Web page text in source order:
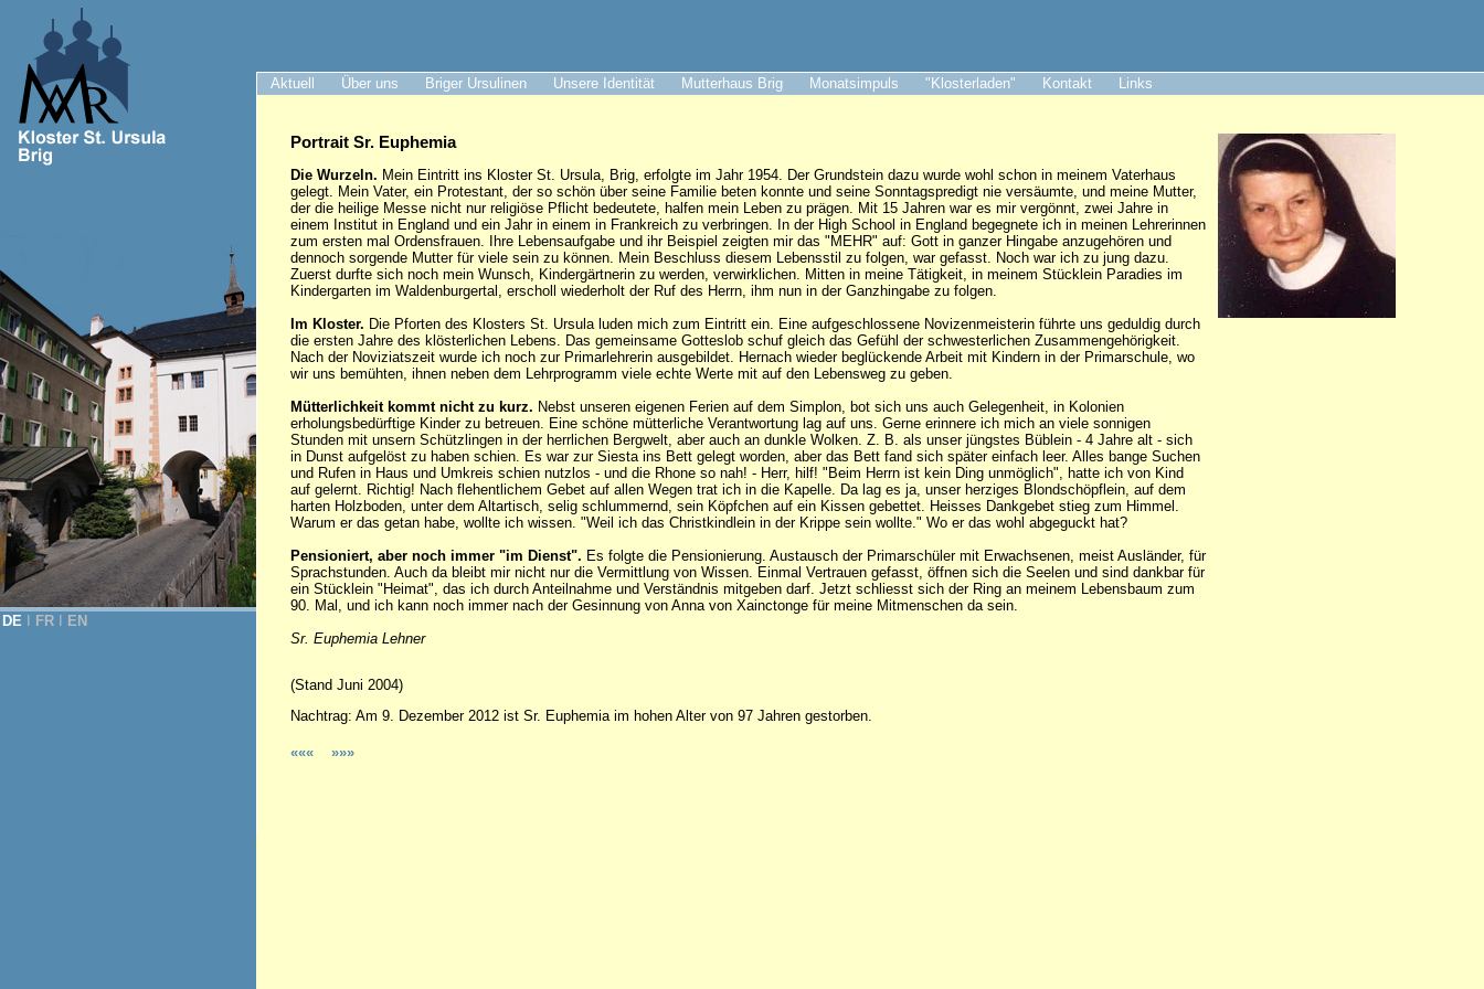
Aktuell Über uns Briger Ursulinen Unsere Identität Mutterhaus Brig Monatsimpuls "Klosterladen" Kontakt Links
DE FR EN
Portrait Sr. Euphemia
Die Wurzeln. Mein Eintritt ins Kloster St. Ursula, Brig, erfolgte im Jahr 1954. Der Grundstein dazu wurde wohl schon in meinem Vaterhaus
gelegt. Mein Vater, ein Protestant, der so schön über seine Familie beten konnte und seine Sonntagspredigt nie versäumte, und meine Mutter,
der die heilige Messe nicht nur religiöse Pflicht bedeutete, halfen mein Leben zu prägen. Mit 15 Jahren war es mir vergönnt, zwei Jahre in
einem Institut in England und ein Jahr in einem in Frankreich zu verbringen. In der High School in England begegnete ich in meinen Lehrerinnen
zum ersten mal Ordensfrauen. Ihre Lebensaufgabe und ihr Beispiel zeigten mir das "MEHR" auf: Gott in ganzer Hingabe anzugehören und
dennoch sorgende Mutter für viele sein zu können. Mein Beschluss diesem Lebensstil zu folgen, war gefasst. Noch war ich zu jung dazu.
Zuerst durfte sich noch mein Wunsch, Kindergärtnerin zu werden, verwirklichen. Mitten in meine Tätigkeit, in meinem Stücklein Paradies im
Kindergarten im Waldenburgertal, erscholl wiederholt der Ruf des Herrn, ihm nun in der Ganzhingabe zu folgen.
Im Kloster. Die Pforten des Klosters St. Ursula luden mich zum Eintritt ein. Eine aufgeschlossene Novizenmeisterin führte uns geduldig durch
die ersten Jahre des klösterlichen Lebens. Das gemeinsame Gotteslob schuf gleich das Gefühl der schwesterlichen Zusammengehörigkeit.
Nach der Noviziatszeit wurde ich noch zur Primarlehrerin ausgebildet. Hernach wieder beglückende Arbeit mit Kindern in der Primarschule, wo
wir uns bemühten, ihnen neben dem Lehrprogramm viele echte Werte mit auf den Lebensweg zu geben.
Mütterlichkeit kommt nicht zu kurz. Nebst unseren eigenen Ferien auf dem Simplon, bot sich uns auch Gelegenheit, in Kolonien
erholungsbedürftige Kinder zu betreuen. Eine schöne mütterliche Verantwortung lag auf uns. Gerne erinnere ich mich an viele sonnigen
Stunden mit unsern Schützlingen in der herrlichen Bergwelt, aber auch an dunkle Wolken. Z. B. als unser jüngstes Büblein - 4 Jahre alt - sich
in Dunst aufgelöst zu haben schien. Es war zur Siesta ins Bett gelegt worden, aber das Bett fand sich später einfach leer. Alles bange Suchen
und Rufen in Haus und Umkreis schien nutzlos - und die Rhone so nah! - Herr, hilf! "Beim Herrn ist kein Ding unmöglich", hatte ich von Kind
auf gelernt. Richtig! Nach flehentlichem Gebet auf allen Wegen trat ich in die Kapelle. Da lag es ja, unser herziges Blondschöpflein, auf dem
harten Holzboden, unter dem Altartisch, selig schlummernd, sein Köpfchen auf ein Kissen gebettet. Heisses Dankgebet stieg zum Himmel.
Warum er das getan habe, wollte ich wissen. "Weil ich das Christkindlein in der Krippe sein wollte." Wo er das wohl abgeguckt hat?
Pensioniert, aber noch immer "im Dienst". Es folgte die Pensionierung. Austausch der Primarschüler mit Erwachsenen, meist Ausländer, für
Sprachstunden. Auch da bleibt mir nicht nur die Vermittlung von Wissen. Einmal Vertrauen gefasst, öffnen sich die Seelen und sind dankbar für
ein Stücklein "Heimat", das ich durch Anteilnahme und Verständnis mitgeben darf. Jetzt schliesst sich der Ring an meinem Lebensbaum zum
90. Mal, und ich kann noch immer nach der Gesinnung von Anna von Xainctonge für meine Mitmenschen da sein.
Sr. Euphemia Lehner
(Stand Juni 2004)
Nachtrag: Am 9. Dezember 2012 ist Sr. Euphemia im hohen Alter von 97 Jahren gestorben.
««« »»»